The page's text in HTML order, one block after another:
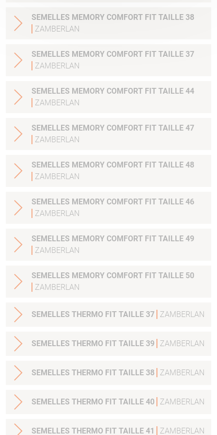
SEMELLES MEMORY COMFORT FIT TAILLE 38
ZAMBERLAN
SEMELLES MEMORY COMFORT FIT TAILLE 37
ZAMBERLAN
SEMELLES MEMORY COMFORT FIT TAILLE 44
ZAMBERLAN
SEMELLES MEMORY COMFORT FIT TAILLE 47
ZAMBERLAN
SEMELLES MEMORY COMFORT FIT TAILLE 48
ZAMBERLAN
SEMELLES MEMORY COMFORT FIT TAILLE 46
ZAMBERLAN
SEMELLES MEMORY COMFORT FIT TAILLE 49
ZAMBERLAN
SEMELLES MEMORY COMFORT FIT TAILLE 50
ZAMBERLAN
SEMELLES THERMO FIT TAILLE 37 ZAMBERLAN
SEMELLES THERMO FIT TAILLE 39 ZAMBERLAN
SEMELLES THERMO FIT TAILLE 38 ZAMBERLAN
SEMELLES THERMO FIT TAILLE 40 ZAMBERLAN
SEMELLES THERMO FIT TAILLE 41 ZAMBERLAN